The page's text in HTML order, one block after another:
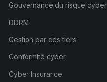
Gouvernance du risque cyber
DDRM
Gestion par des tiers
Conformité cyber
Cyber Insurance